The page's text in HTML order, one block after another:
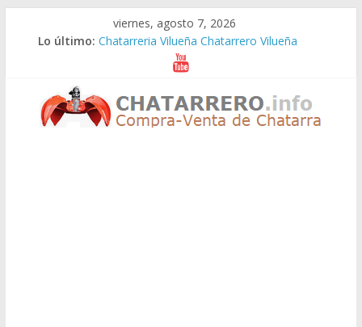
viernes, agosto 7, 2026
Lo último: Chatarreria Vilueña Chatarrero Vilueña
Chatarreria Zuera Chatarrero Zuera
Chatarreria Zaragoza Chatarrero Zaragoza
Chatarreria Zaida Chatarrero Zaida
Chatarreria Vistabella Chatarrero Vistabella